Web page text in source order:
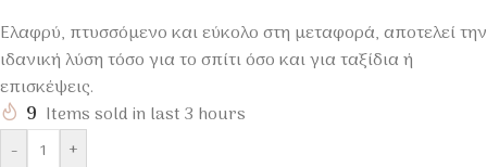
Ελαφρύ, πτυσσόμενο και εύκολο στη μεταφορά, αποτελεί την
ιδανική λύση τόσο για το σπίτι όσο και για ταξίδια ή
επισκέψεις.
9 Items sold in last 3 hours
-
+